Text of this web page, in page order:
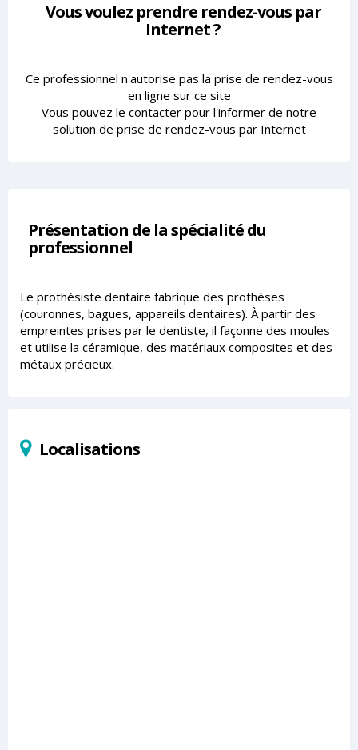
Vous voulez prendre rendez-vous par
Internet ?
Ce professionnel n'autorise pas la prise de rendez-vous
en ligne sur ce site
Vous pouvez le contacter pour l'informer de notre
solution de prise de rendez-vous par Internet
Présentation de la spécialité du
professionnel
Le prothésiste dentaire fabrique des prothèses
(couronnes, bagues, appareils dentaires). À partir des
empreintes prises par le dentiste, il façonne des moules
et utilise la céramique, des matériaux composites et des
métaux précieux.
Localisations